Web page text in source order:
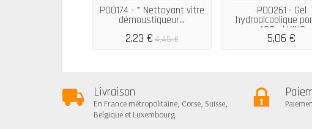
P00174 - * Nettoyant vitre
démoustiqueur...
2,23 €4,45 €
P00261 - Gel
hydroalcoolique
400ml KING
5,06 €
Livraison
En France métropolitaine, Corse, Suisse,
Belgique et Luxembourg